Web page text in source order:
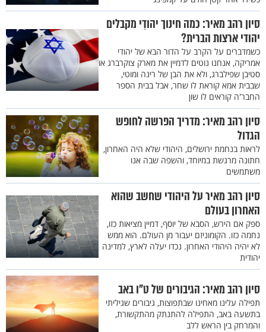
סיון רהב מאיר: כמה חינוך יהודִי מקבלים
יהודי ארצות הברית?
כשמדברים על הקרב על הדור הבא של יהודי
אמריקה, אנחנו נוטים לדמיין את מארק צוקרברג או
סטיבן שפילברג, ולא את הבן של רינה ומוטי,
שבבית אמא קוראת לו שחר, אבל בבית הספר
החבר'ה קוראים לו שון
סיון רהב מאיר: מדריך הפרשה לחופש
הגדול
לראות בנחמת ירושלים, היהודי שלא היה האחרון,
חתונה מרגשת במיוחד, והשפה שבה אנו
משתמשים
סיון רהב מאיר על היהודי שחשב שהוא
האחרון בעולם
ספק אם הירש, הסבא של יוסף, דמיין מציאות כזו,
נחמה כזו. הקומוניזם יעבור מן העולם. הוא ממש
לא יהיה היהודי האחרון. נכדו יעלה לארץ, למדינה
יהודית
סיון רהב מאיר: הגיבורים של ט"ו באב
תפילה עלינו מאחינו שבתפוצות, גיבורים שגיליתי
בתשעה באב, התפילה להתנתק מהתקשורת,
והמרחק בין הראש ללב